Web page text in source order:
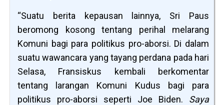
“Suatu berita kepausan lainnya, Sri Paus
beromong kosong tentang perihal melarang
Komuni bagi para politikus pro-aborsi. Di dalam
suatu wawancara yang tayang perdana pada hari
Selasa, Fransiskus kembali berkomentar
tentang larangan Komuni Kudus bagi para
politikus pro-aborsi seperti Joe Biden. Saya